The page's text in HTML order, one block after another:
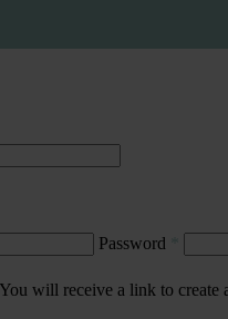
Password
will receive a link to create